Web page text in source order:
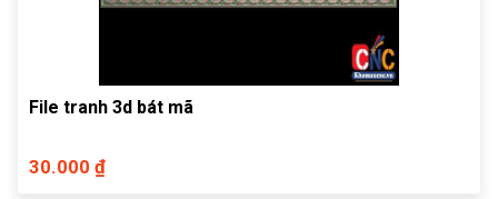
File tranh 3d bát mã
30.000 ₫